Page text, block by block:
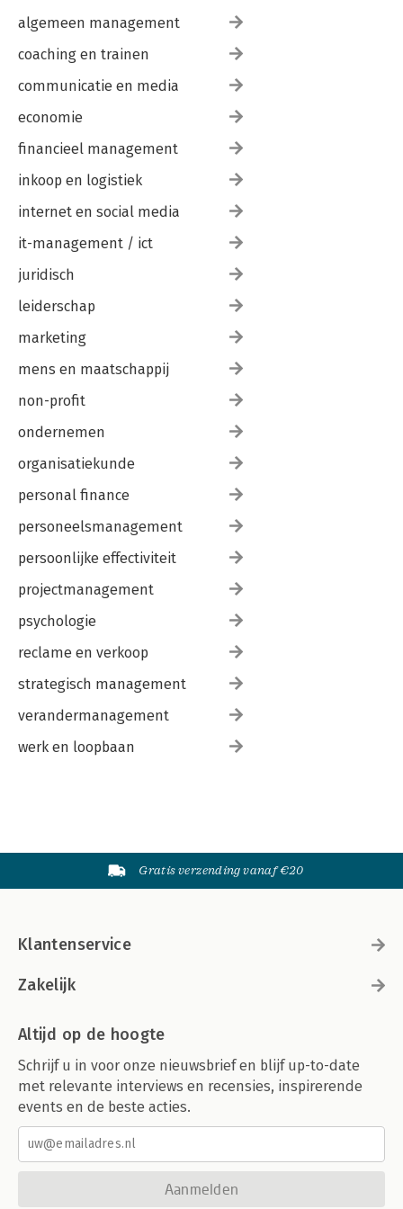
algemeen management
coaching en trainen
communicatie en media
economie
financieel management
inkoop en logistiek
internet en social media
it-management / ict
juridisch
leiderschap
marketing
mens en maatschappij
non-profit
ondernemen
organisatiekunde
personal finance
personeelsmanagement
persoonlijke effectiviteit
projectmanagement
psychologie
reclame en verkoop
strategisch management
verandermanagement
werk en loopbaan
Gratis verzending vanaf €20
Klantenservice
Zakelijk
Altijd op de hoogte
Schrijf u in voor onze nieuwsbrief en blijf up-to-date
met relevante interviews en recensies, inspirerende
events en de beste acties.
Aanmelden